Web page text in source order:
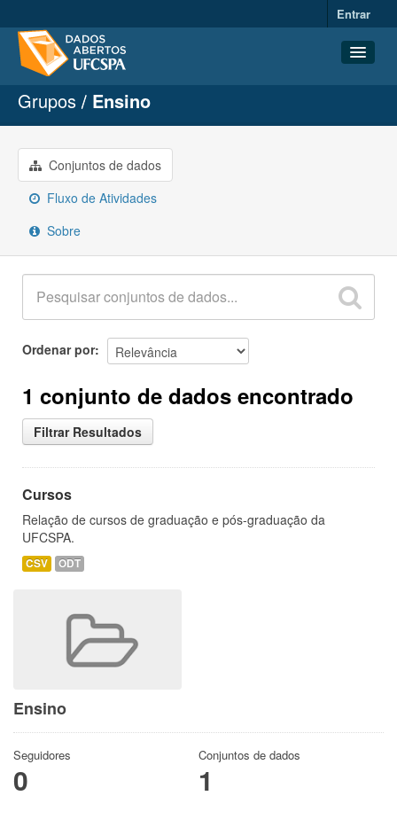
Entrar
Conjuntos de dados
Organizações
Grupos
Sobre
Grupos Ensino
Conjuntos de dados
Fluxo de Atividades
Sobre
Ordenar por
1 conjunto de dados encontrado
Filtrar Resultados
Cursos
Relação de cursos de graduação e pós-graduação da
UFCSPA.
CSV ODT
Ensino
Seguidores
0
Conjuntos de dados
1